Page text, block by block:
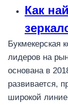
Как
Букмекерская
лидеров на
основана в
развивается,
широкой